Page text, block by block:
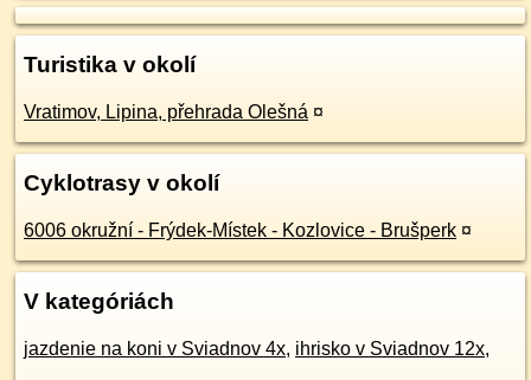
Turistika v okolí
Vratimov, Lipina, přehrada Olešná ¤
Cyklotrasy v okolí
6006 okružní - Frýdek-Místek - Kozlovice - Brušperk ¤
V kategóriách
jazdenie na koni v Sviadnov 4x, ihrisko v Sviadnov 12x,